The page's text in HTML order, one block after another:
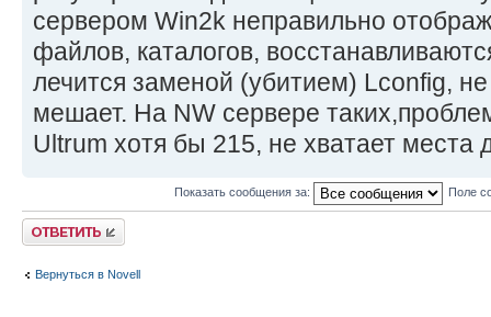
сервером Win2k неправильно
файлов, каталогов,
лечится заменой (убитием) Lconfig,
мешает. На NW сервере
Ultrum хотя бы 215, не хватает места
Показать сообщения за: Поле
Ответить
Вернуться в Novell